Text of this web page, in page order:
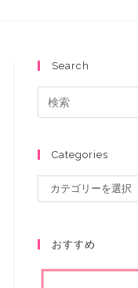
Search
Categories
カテゴリーを選択
おすすめ